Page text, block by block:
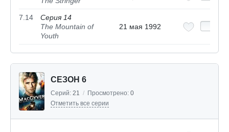
7.14
Серия 14
The Mountain of
Youth
21 мая 1992
СЕЗОН 6
Серий: 21 / Просмотрено: 0
Отметить все серии